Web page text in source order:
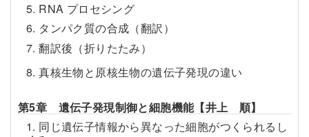
5. RNA プロセシング
6. タンパク質の合成（翻訳）
7. 翻訳後（折りたたみ）
8. 真核生物と原核生物の遺伝子発現の違い
第5章 遺伝子発現制御と細胞機能【井上 順】
1. 同じ遺伝子情報から異なった細胞がつくられるし